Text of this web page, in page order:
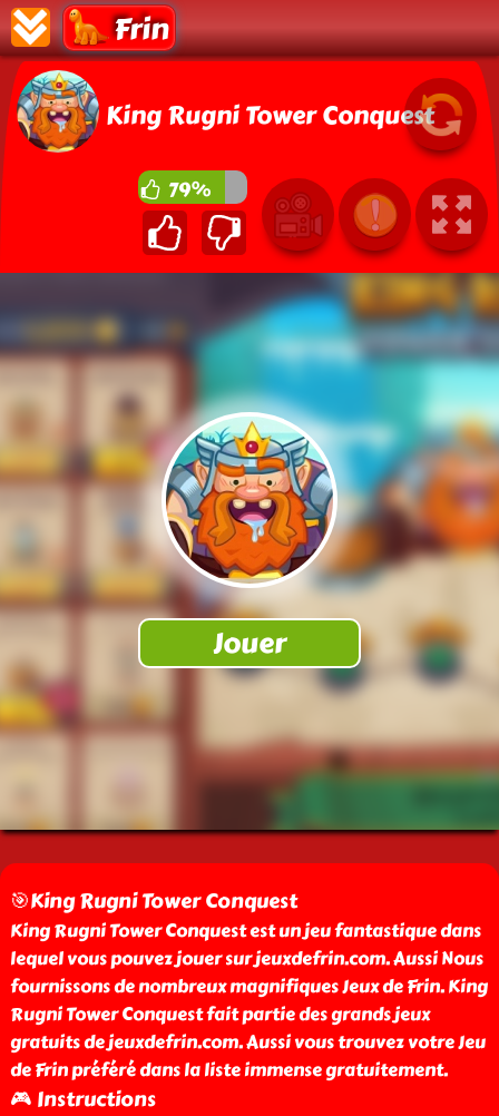
Frin
King Rugni Tower Conquest
79%
🎯King Rugni Tower Conquest
King Rugni Tower Conquest est un jeu fantastique dans
lequel vous pouvez jouer sur jeuxdefrin.com. Aussi Nous
fournissons de nombreux magnifiques Jeux de Frin. King
Rugni Tower Conquest fait partie des grands jeux
gratuits de jeuxdefrin.com. Aussi vous trouvez votre Jeu
de Frin préféré dans la liste immense gratuitement.
🎮 Instructions